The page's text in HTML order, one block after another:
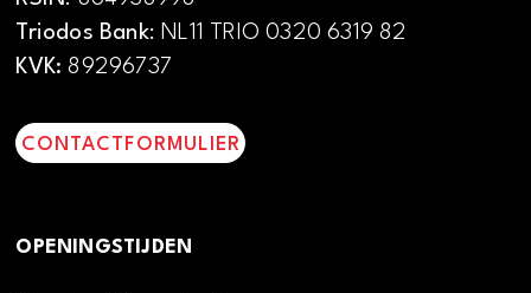
Triodos Bank: NL11 TRIO 0320 6319 82
KVK: 89296737
CONTACTFORMULIER
OPENINGSTIJDEN